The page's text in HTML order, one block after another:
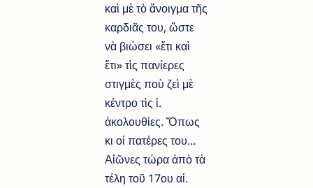
καὶ μὲ τὸ ἄνοιγμα τῆς
καρδιᾶς του, ὥστε
νὰ βιώσει «ἔτι καὶ
ἔτι» τὶς πανίερες
στιγμὲς ποὺ ζεὶ μὲ
κέντρο τὶς ἱ.
ἀκολουθίες. Ὅπως
κι οἱ πατέρες του...
Αἰῶνες τώρα ἀπὸ τὰ
τέλη τοῦ 17ου αἰ.